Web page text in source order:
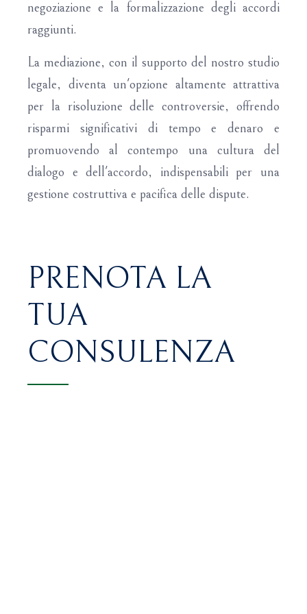
negoziazione e la formalizzazione degli accordi
raggiunti.
La mediazione, con il supporto del nostro studio
legale, diventa un'opzione altamente attrattiva
per la risoluzione delle controversie, offrendo
risparmi significativi di tempo e denaro e
promuovendo al contempo una cultura del
dialogo e dell'accordo, indispensabili per una
gestione costruttiva e pacifica delle dispute.
PRENOTA LA
TUA
CONSULENZA